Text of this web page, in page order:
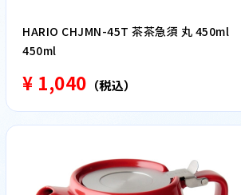
HARIO CHJMN-45T 茶茶急須 丸 450ml
450ml
¥ 1,040 （税込）